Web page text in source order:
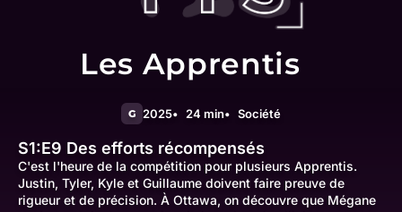
Les Apprentis
G 2025 24 min Société
S1:E9 Des efforts récompensés
C'est l'heure de la compétition pour plusieurs Apprentis.
Justin, Tyler, Kyle et Guillaume doivent faire preuve de
rigueur et de précision. À Ottawa, on découvre que Mégane